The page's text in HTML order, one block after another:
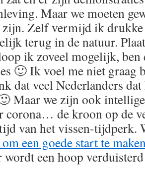
Maar we moeten
zijn. Zelf vermijd ik drukke
terug in de natuur.
ik zoveel mogelijk, ben
🙂 Ik voel me niet graag
dat veel Nederlanders
Maar we zijn ook
corona… de kroon op de
van het vissen-tijdperk.
een goede start te
wordt een hoop verduisterd